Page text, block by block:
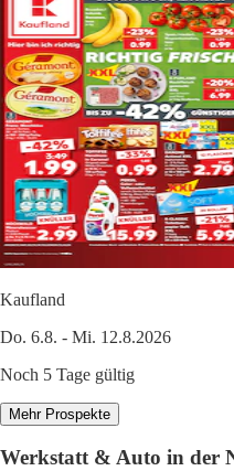
Kaufland
Do. 6.8. - Mi. 12.8.2026
Noch 5 Tage gültig
Mehr Prospekte
Werkstatt & Auto in der